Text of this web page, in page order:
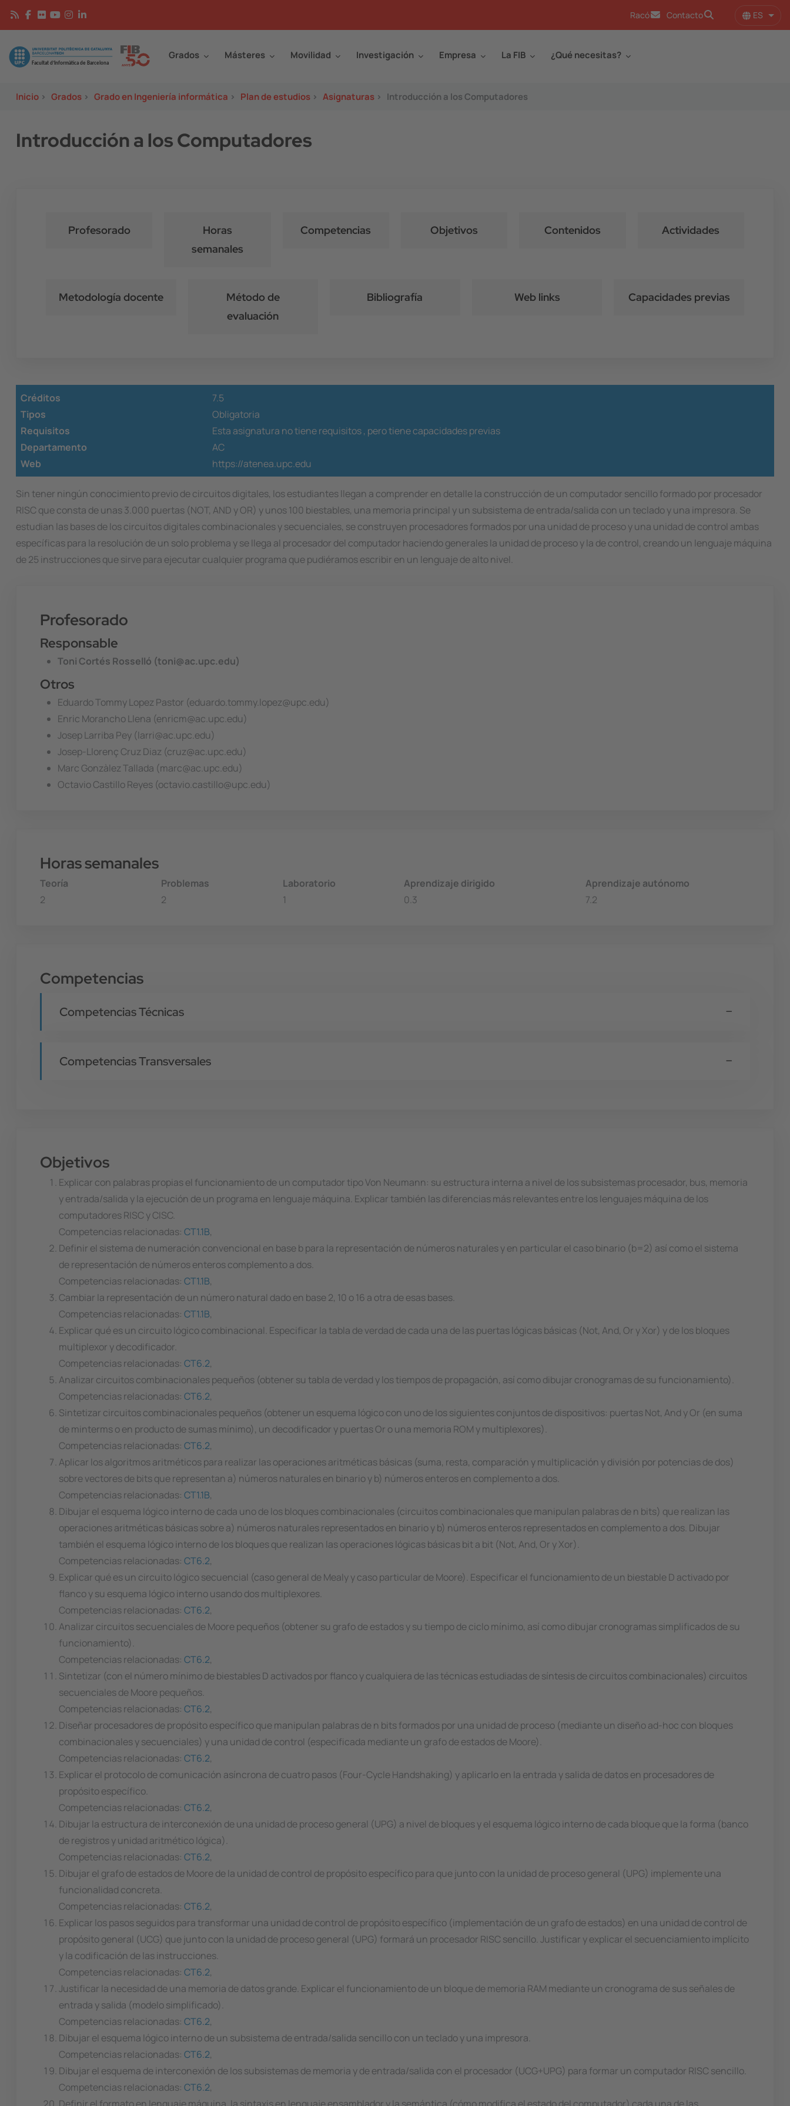
Pasar al contenido principal
Racó Contacto ES
Image Grados Másteres Movilidad Investigación Empresa La FIB ¿Qué necesitas?
Inicio > Grados > Grado en Ingeniería informática > Plan de estudios > Asignaturas > Introducción a los Computadores
Introducción a los Computadores
Profesorado
Horas
semanales
Competencias Objetivos Contenidos Actividades
Metodología docente
Método de
evaluación
Bibliografía Web links Capacidades previas
Créditos
7.5
Tipos
Obligatoria
Requisitos
Esta asignatura no tiene requisitos , pero tiene capacidades previas
Departamento
AC
Web
https://atenea.upc.edu
Sin tener ningún conocimiento previo de circuitos digitales, los estudiantes llegan a comprender en detalle la construcción de un computador sencillo formado por procesador
RISC que consta de unas 3.000 puertas (NOT, AND y OR) y unos 100 biestables, una memoria principal y un subsistema de entrada/salida con un teclado y una impresora. Se
estudian las bases de los circuitos digitales combinacionales y secuenciales, se construyen procesadores formados por una unidad de proceso y una unidad de control ambas
específicas para la resolución de un solo problema y se llega al procesador del computador haciendo generales la unidad de proceso y la de control, creando un lenguaje máquina
de 25 instrucciones que sirve para ejecutar cualquier programa que pudiéramos escribir en un lenguaje de alto nivel.
Profesorado
Responsable
Toni Cortés Rosselló (toni@ac.upc.edu)
Otros
Eduardo Tommy Lopez Pastor (eduardo.tommy.lopez@upc.edu)
Enric Morancho Llena (enricm@ac.upc.edu)
Josep Larriba Pey (larri@ac.upc.edu)
Josep-Llorenç Cruz Diaz (cruz@ac.upc.edu)
Marc Gonzàlez Tallada (marc@ac.upc.edu)
Octavio Castillo Reyes (octavio.castillo@upc.edu)
Horas semanales
Teoría
2
Problemas
2
Laboratorio
1
Aprendizaje dirigido
0.3
Aprendizaje autónomo
7.2
Competencias
Competencias Técnicas
Competencias Transversales
Objetivos
Explicar con palabras propias el funcionamiento de un computador tipo Von Neumann: su estructura interna a nivel de los subsistemas procesador, bus, memoria
y entrada/salida y la ejecución de un programa en lenguaje máquina. Explicar también las diferencias más relevantes entre los lenguajes máquina de los
computadores RISC y CISC.
Competencias relacionadas: CT1.1B,
Definir el sistema de numeración convencional en base b para la representación de números naturales y en particular el caso binario (b=2) así como el sistema
de representación de números enteros complemento a dos.
Competencias relacionadas: CT1.1B,
Cambiar la representación de un número natural dado en base 2, 10 o 16 a otra de esas bases.
Competencias relacionadas: CT1.1B,
Explicar qué es un circuito lógico combinacional. Especificar la tabla de verdad de cada una de las puertas lógicas básicas (Not, And, Or y Xor) y de los bloques
multiplexor y decodificador.
Competencias relacionadas: CT6.2,
Analizar circuitos combinacionales pequeños (obtener su tabla de verdad y los tiempos de propagación, así como dibujar cronogramas de su funcionamiento).
Competencias relacionadas: CT6.2,
Sintetizar circuitos combinacionales pequeños (obtener un esquema lógico con uno de los siguientes conjuntos de dispositivos: puertas Not, And y Or (en suma
de minterms o en producto de sumas mínimo), un decodificador y puertas Or o una memoria ROM y multiplexores).
Competencias relacionadas: CT6.2,
Aplicar los algoritmos aritméticos para realizar las operaciones aritméticas básicas (suma, resta, comparación y multiplicación y división por potencias de dos)
sobre vectores de bits que representan a) números naturales en binario y b) números enteros en complemento a dos.
Competencias relacionadas: CT1.1B,
Dibujar el esquema lógico interno de cada uno de los bloques combinacionales (circuitos combinacionales que manipulan palabras de n bits) que realizan las
operaciones aritméticas básicas sobre a) números naturales representados en binario y b) números enteros representados en complemento a dos. Dibujar
también el esquema lógico interno de los bloques que realizan las operaciones lógicas básicas bit a bit (Not, And, Or y Xor).
Competencias relacionadas: CT6.2,
Explicar qué es un circuito lógico secuencial (caso general de Mealy y caso particular de Moore). Especificar el funcionamiento de un biestable D activado por
flanco y su esquema lógico interno usando dos multiplexores.
Competencias relacionadas: CT6.2,
Analizar circuitos secuenciales de Moore pequeños (obtener su grafo de estados y su tiempo de ciclo mínimo, así como dibujar cronogramas simplificados de su
funcionamiento).
Competencias relacionadas: CT6.2,
Sintetizar (con el número mínimo de biestables D activados por flanco y cualquiera de las técnicas estudiadas de síntesis de circuitos combinacionales) circuitos
secuenciales de Moore pequeños.
Competencias relacionadas: CT6.2,
Diseñar procesadores de propósito específico que manipulan palabras de n bits formados por una unidad de proceso (mediante un diseño ad-hoc con bloques
combinacionales y secuenciales) y una unidad de control (especificada mediante un grafo de estados de Moore).
Competencias relacionadas: CT6.2,
Explicar el protocolo de comunicación asíncrona de cuatro pasos (Four-Cycle Handshaking) y aplicarlo en la entrada y salida de datos en procesadores de
propósito específico.
Competencias relacionadas: CT6.2,
Dibujar la estructura de interconexión de una unidad de proceso general (UPG) a nivel de bloques y el esquema lógico interno de cada bloque que la forma (banco
de registros y unidad aritmético lógica).
Competencias relacionadas: CT6.2,
Dibujar el grafo de estados de Moore de la unidad de control de propósito específico para que junto con la unidad de proceso general (UPG) implemente una
funcionalidad concreta.
Competencias relacionadas: CT6.2,
Explicar los pasos seguidos para transformar una unidad de control de propósito específico (implementación de un grafo de estados) en una unidad de control de
propósito general (UCG) que junto con la unidad de proceso general (UPG) formará un procesador RISC sencillo. Justificar y explicar el secuenciamiento implícito
y la codificación de las instrucciones.
Competencias relacionadas: CT6.2,
Justificar la necesidad de una memoria de datos grande. Explicar el funcionamiento de un bloque de memoria RAM mediante un cronograma de sus señales de
entrada y salida (modelo simplificado).
Competencias relacionadas: CT6.2,
Dibujar el esquema lógico interno de un subsistema de entrada/salida sencillo con un teclado y una impresora.
Competencias relacionadas: CT6.2,
Dibujar el esquema de interconexión de los subsistemas de memoria y de entrada/salida con el procesador (UCG+UPG) para formar un computador RISC sencillo.
Competencias relacionadas: CT6.2,